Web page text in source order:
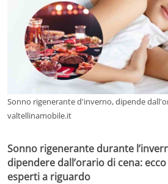
Sonno rigenerante d'inverno, dipende
valtellinamobile.it
Sonno rigenerante durante
dipendere dall’orario di cena:
esperti a riguardo